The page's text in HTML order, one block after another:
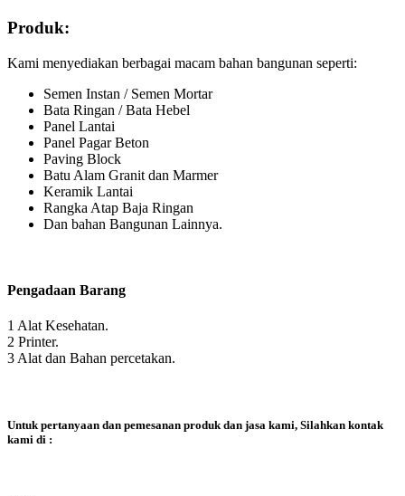
Produk:
Kami menyediakan berbagai macam bahan bangunan seperti:
Semen Instan / Semen Mortar
Bata Ringan / Bata Hebel
Panel Lantai
Panel Pagar Beton
Paving Block
Batu Alam Granit dan Marmer
Keramik Lantai
Rangka Atap Baja Ringan
Dan bahan Bangunan Lainnya.
Pengadaan Barang
1 Alat Kesehatan.
2 Printer.
3 Alat dan Bahan percetakan.
Untuk pertanyaan dan pemesanan produk dan jasa kami, Silahkan kontak
kami di :